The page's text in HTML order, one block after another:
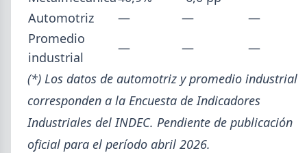
2025
VER TODO
Perfiles.com.ar abrió su tercera sucursal en zona norte: llegó a
San Isidro
Informe ADIMRA junio 2026: la producción metalúrgica cayó
4,6%
Producción Mundial de Acero – Junio 2026
Automotriz
— —
—
Promedio
industrial
— —
—
(*) Los datos de automotriz y promedio industrial
corresponden a la Encuesta de Indicadores
Industriales del INDEC. Pendiente de publicación
oficial para el período abril 2026.